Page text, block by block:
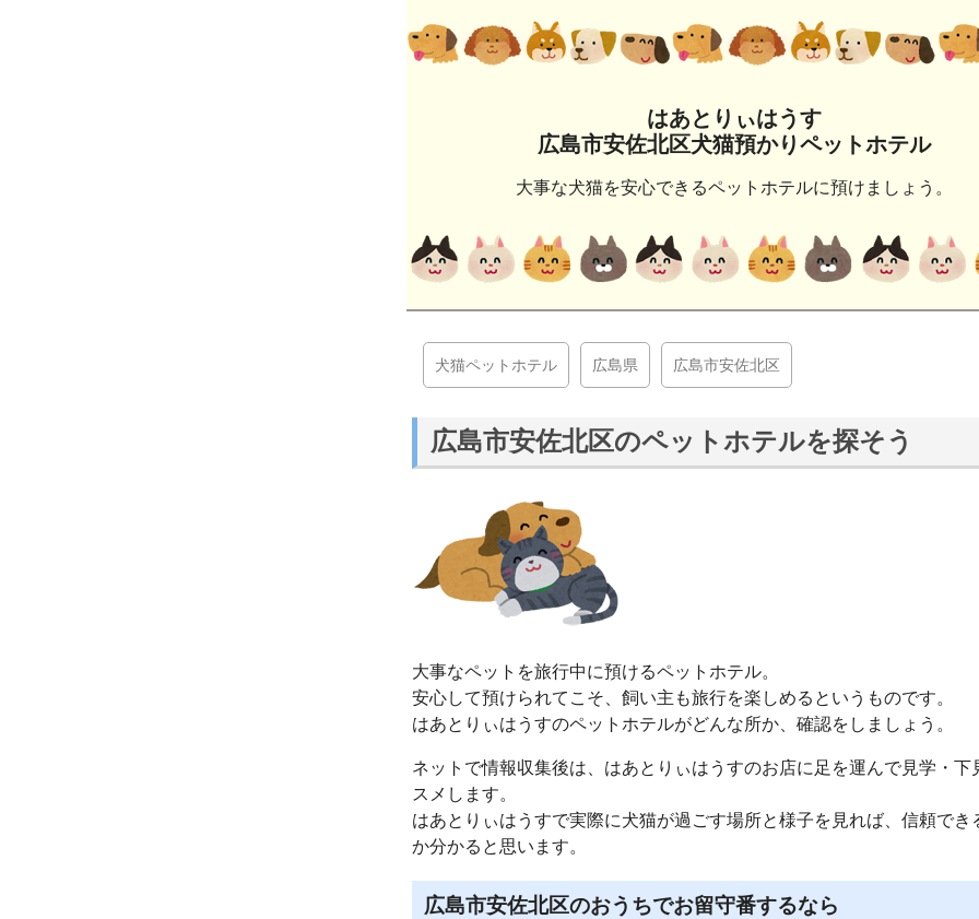
はあとりぃはうす
広島市安佐北区犬猫預かりペットホテル
大事な犬猫を安心できるペットホテルに預けましょう。
犬猫ペットホテル 広島県 広島市安佐北区
広島市安佐北区のペットホテルを探そう
大事なペットを旅行中に預けるペットホテル。
安心して預けられてこそ、飼い主も旅行を楽しめるというものです。
はあとりぃはうすのペットホテルがどんな所か、確認をしましょう。
ネットで情報収集後は、はあとりぃはうすのお店に足を運んで見学・下
スメします。
はあとりぃはうすで実際に犬猫が過ごす場所と様子を見れば、信頼でき
か分かると思います。
広島市安佐北区のおうちでお留守番するなら